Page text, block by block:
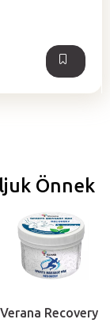
Önnek
Verana Recovery